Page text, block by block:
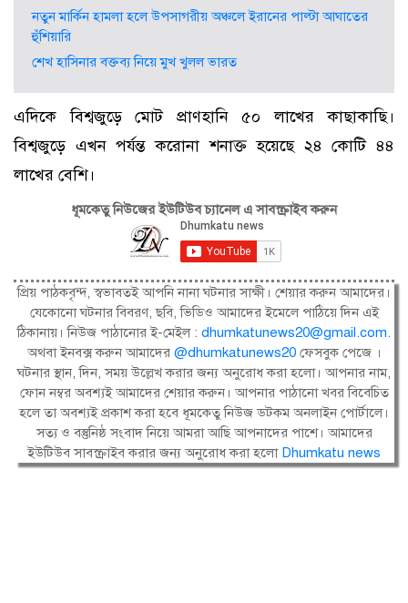
নতুন মার্কিন হামলা হলে উপসাগরীয় অঞ্চলে ইরানের পাল্টা আঘাতের
হুঁশিয়ারি
শেখ হাসিনার বক্তব্য নিয়ে মুখ খুলল ভারত
এদিকে বিশ্বজুড়ে মোট প্রাণহানি ৫০ লাখের কাছাকাছি।
বিশ্বজুড়ে এখন পর্যন্ত করোনা শনাক্ত হয়েছে ২৪ কোটি ৪৪
লাখের বেশি।
ধূমকেতু নিউজের ইউটিউব চ্যানেল এ সাবস্ক্রাইব করুন
প্রিয় পাঠকবৃন্দ, স্বভাবতই আপনি নানা ঘটনার সাক্ষী। শেয়ার করুন আমাদের।
যেকোনো ঘটনার বিবরণ, ছবি, ভিডিও আমাদের ইমেলে পাঠিয়ে দিন এই
ঠিকানায়। নিউজ পাঠানোর ই-মেইল : dhumkatunews20@gmail.com.
অথবা ইনবক্স করুন আমাদের@dhumkatunews20 ফেসবুক পেজে ।
ঘটনার স্থান, দিন, সময় উল্লেখ করার জন্য অনুরোধ করা হলো। আপনার নাম,
ফোন নম্বর অবশ্যই আমাদের শেয়ার করুন। আপনার পাঠানো খবর বিবেচিত
হলে তা অবশ্যই প্রকাশ করা হবে ধূমকেতু নিউজ ডটকম অনলাইন পোর্টালে।
সত্য ও বস্তুনিষ্ঠ সংবাদ নিয়ে আমরা আছি আপনাদের পাশে। আমাদের
ইউটিউব সাবস্ক্রাইব করার জন্য অনুরোধ করা হলো Dhumkatu news